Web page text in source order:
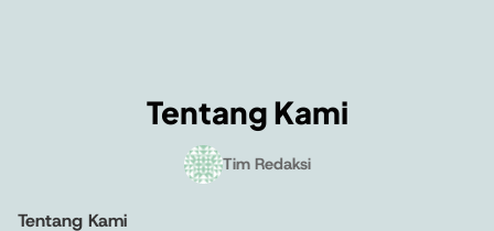
Tentang Kami
Tim Redaksi
Tentang Kami